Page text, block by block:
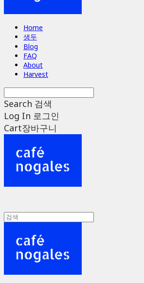
Home
생두
Blog
FAQ
About
Harvest
Search 검색
Log In 로그인
Cart장바구니